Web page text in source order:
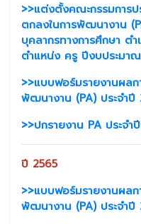
>>แต่งตั้งคณะกรรมการ
ตกลงในการพัฒนางาน
บุคลากรทางการศึกษา ต
ตำแหน่ง ครู ปีงบประมา
>>แบบฟอร์มรายงานผล
พัฒนางาน (PA) ประจำปี
>>ปกรายงาน PA ประจ
ปี 2565
>>แบบฟอร์มรายงานผล
พัฒนางาน (PA) ประจำปี